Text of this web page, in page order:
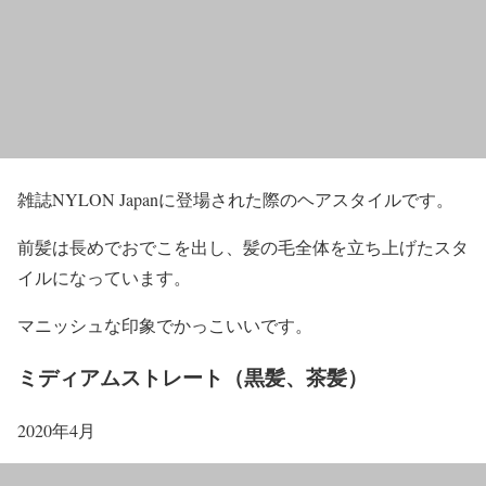
雑誌NYLON Japanに登場された際のヘアスタイルです。
前髪は長めでおでこを出し、髪の毛全体を立ち上げたスタ
イルになっています。
マニッシュな印象でかっこいいです。
ミディアムストレート（黒髪、茶髪）
2020年4月